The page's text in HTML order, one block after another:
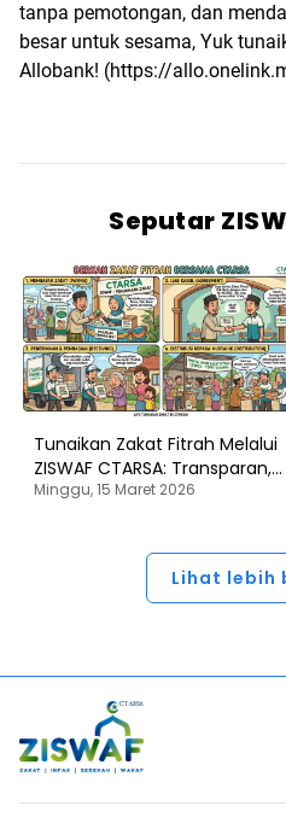
tanpa pemotongan, dan
besar untuk sesama, Yuk
Allobank! (https://
Seputar
Tunaikan Zakat Fitrah Melalui
ZISWAF CTARSA: Transparan,
0% Hak Amil, dan Dikelola
Minggu, 15 Maret 2026
Lihat lebih